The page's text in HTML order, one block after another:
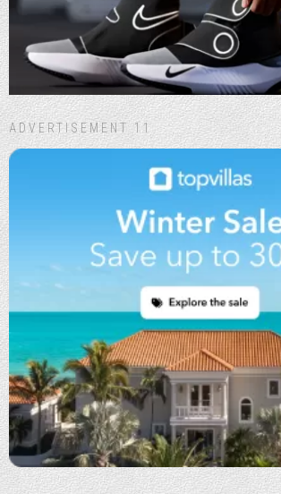
ADVERTISEMENT 11